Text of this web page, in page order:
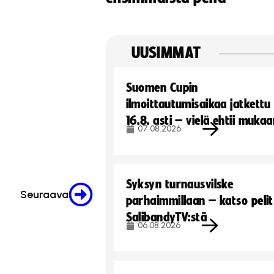
Seuraava
UUSIMMAT
Suomen Cupin
ilmoittautumisaikaa jatkettu
16.8. asti – vielä ehtii
07.08.2026
Syksyn turnausvilske
parhaimmillaan – katso pelit
SalibandyTV:stä
06.08.2026